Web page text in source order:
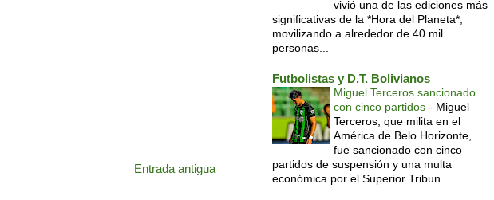
Entrada antigua
vivió una de las ediciones más
significativas de la *Hora del Planeta*,
movilizando a alrededor de 40 mil
personas...
Futbolistas y D.T. Bolivianos
Miguel Terceros sancionado
con cinco partidos - Miguel
Terceros, que milita en el
América de Belo Horizonte,
fue sancionado con cinco
partidos de suspensión y una multa
económica por el Superior Tribun...